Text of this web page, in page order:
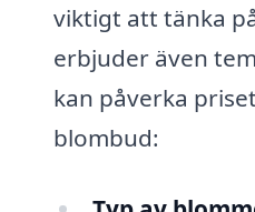
viktigt att tänka
erbjuder även
kan påverka
blombud: